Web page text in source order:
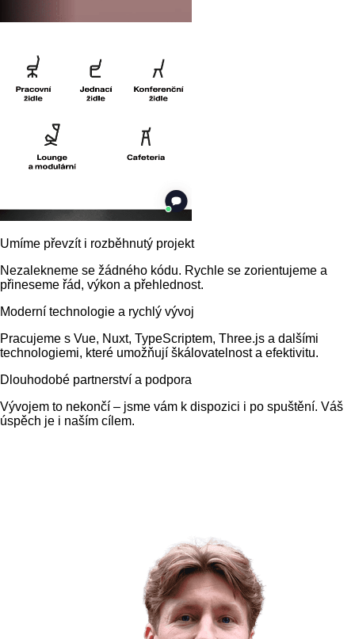
Umíme převzít i rozběhnutý projekt
Nezalekneme se žádného kódu. Rychle se zorientujeme a
přineseme řád, výkon a přehlednost.
Moderní technologie a rychlý vývoj
Pracujeme s Vue, Nuxt, TypeScriptem, Three.js a dalšími
technologiemi, které umožňují škálovatelnost a efektivitu.
Dlouhodobé partnerství a podpora
Vývojem to nekončí – jsme vám k dispozici i po spuštění. Váš
úspěch je i naším cílem.